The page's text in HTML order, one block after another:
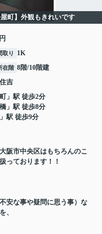
町】外観もきれいです
取り 1K
在階 8階/10階建
吉
」駅 徒歩2分
」駅 徒歩8分
」駅 徒歩9分
阪市中央区はもちろんのこ
っております！！
安な事や疑問に思う事）な
、